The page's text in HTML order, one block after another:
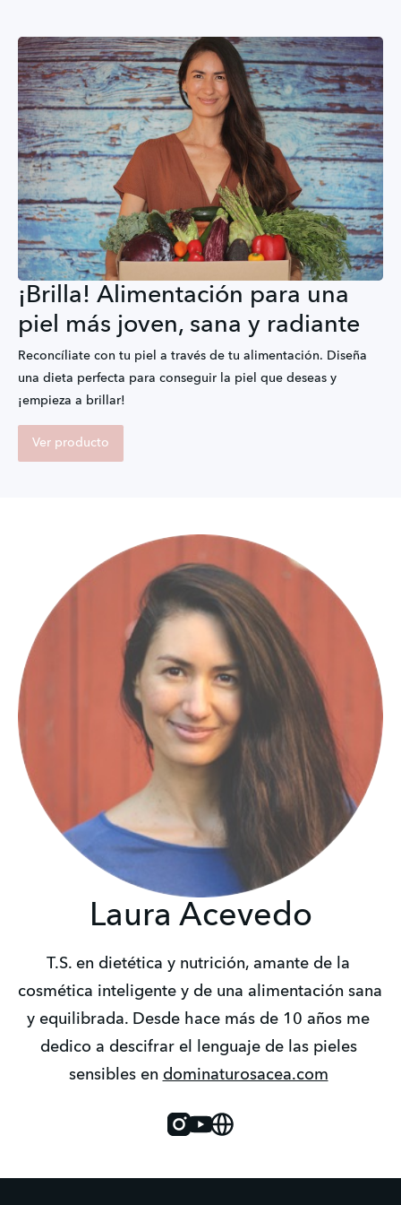
¡Brilla! Alimentación para una
piel más joven, sana y radiante
Reconcíliate con tu piel a través de tu alimentación. Diseña
una dieta perfecta para conseguir la piel que deseas y
¡empieza a brillar!
Ver producto
Laura Acevedo
T.S. en dietética y nutrición, amante de la
cosmética inteligente y de una alimentación sana
y equilibrada. Desde hace más de 10 años me
dedico a descifrar el lenguaje de las pieles
sensibles en dominaturosacea.com
Instagram
Youtube
Website